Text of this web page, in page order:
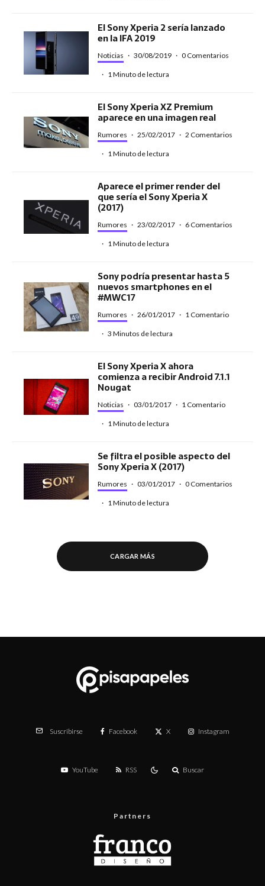
El Sony Xperia 2 sería lanzado
en la IFA 2019
Noticias · 30/08/2019 · 0 Comentarios
· 1 Minuto de lectura
El Sony Xperia XZ Premium
aparece en una imagen real
Rumores · 25/02/2017 · 2 Comentarios
· 1 Minuto de lectura
Aparece el primer render del
que sería el Sony Xperia X
(2017)
Rumores · 23/02/2017 · 6 Comentarios
· 1 Minuto de lectura
Sony podría presentar hasta 5
nuevos smartphones en el
#MWC17
Rumores · 26/01/2017 · 1 Comentario
· 3 Minutos de lectura
El Sony Xperia X ahora
comienza a recibir Android 7.1.1
Nougat
Noticias · 03/01/2017 · 1 Comentario
· 1 Minuto de lectura
Se filtra el posible aspecto del
Sony Xperia X (2017)
Rumores · 03/01/2017 · 0 Comentarios
· 1 Minuto de lectura
CARGAR MÁS
Suscribirse Facebook X Instagram
YouTube RSS Buscar
Partners